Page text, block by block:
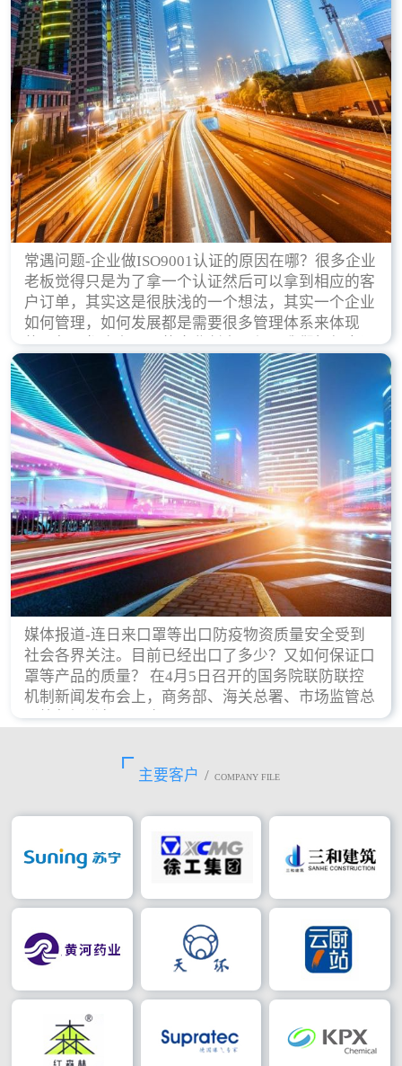
常遇问题-企业做ISO9001认证的原因在哪？很多企业
老板觉得只是为了拿一个认证然后可以拿到相应的客
户订单，其实这是很肤浅的一个想法，其实一个企业
如何管理，如何发展都是需要很多管理体系来体现
的，每天都会有不同的企业创立，但是我们如何去证
实一个企业的合法，有质量保证了？这就是ISO9001
认证体现价值的时候，那么键锋小编就来细说下企业
做ISO9001认证的根本原因。
媒体报道-连日来口罩等出口防疫物资质量安全受到
社会各界关注。目前已经出口了多少？又如何保证口
罩等产品的质量？ 在4月5日召开的国务院联防联控
机制新闻发布会上，商务部、海关总署、市场监管总
局等部门进行了回应。
主要客户 / COMPANY FILE